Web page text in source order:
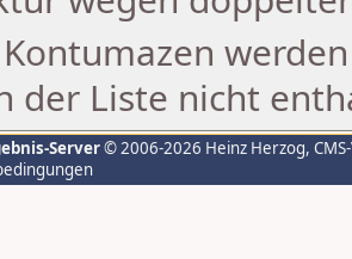
Kontumazen
der Liste nicht
Server© 2006-2026 Heinz Herzog,